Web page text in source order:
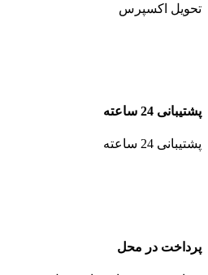
تحویل اکسپرس
پشتیبانی 24 ساعته
پشتیبانی 24 ساعته
پرداخت در محل